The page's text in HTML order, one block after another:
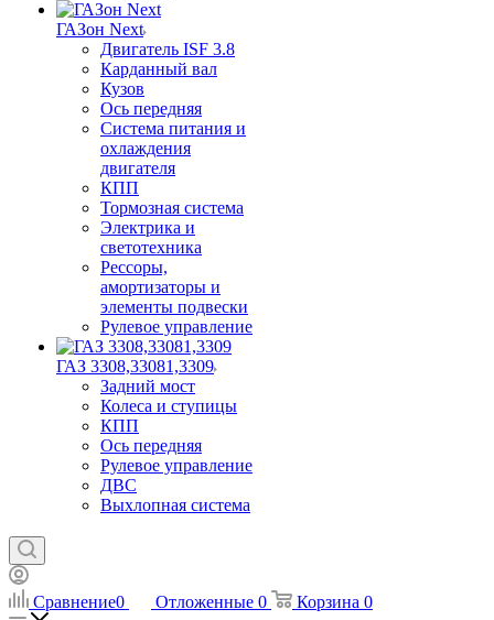
ГАЗон Next
Двигатель ISF 3.8
Карданный вал
Кузов
Ось передняя
Система питания и
охлаждения
двигателя
КПП
Тормозная система
Электрика и
светотехника
Рессоры,
амортизаторы и
элементы подвески
Рулевое управление
ГАЗ 3308,33081,3309
Задний мост
Колеса и ступицы
КПП
Ось передняя
Рулевое управление
ДВС
Выхлопная система
Сравнение0 Отложенные 0 Корзина 0